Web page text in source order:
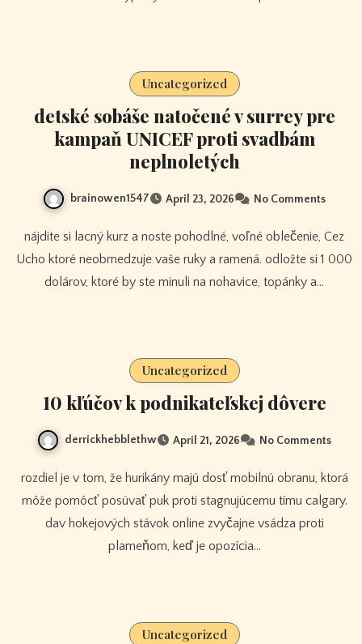
Uncategorized
detské sobáše natočené v surrey pre
kampaň UNICEF proti svadbám
neplnoletých
brainowen1547 April 23, 2026 No Comments
nájdite si lacný kurz a noste pohodlné, voľné oblečenie, Cez
Ucho ktoré neobmedzuje vaše ruky a ramená. odložte si 1 000
dolárov, ktoré by ste minuli na nohavice, topánky a…
Uncategorized
10 kľúčov k podnikateľskej dôvere
derrickhebblethw April 21, 2026 No Comments
rozdiel je v tom, že hurikány majú dosť mobilnú obranu, ktorá
môže pomôcť posúvať puk proti stagnujúcemu tímu calgary.
dav hokejových stávok online zvyčajne vsádza proti
plameňom, keď je opozícia…
Uncategorized